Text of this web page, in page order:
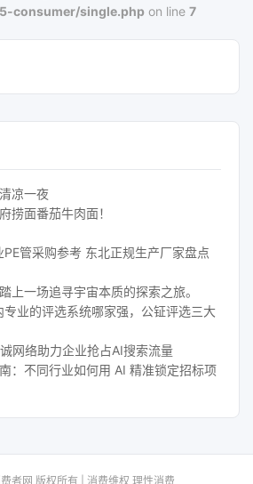
consumer/single.php on line7
凉一夜
捞面番茄牛肉面！
管采购参考 东北正规生产厂家盘点
上一场追寻宇宙本质的探索之旅。
业的评选系统哪家强，公钲评选三大
网络助力企业抢占AI搜索流量
：不同行业如何用 AI 精准锁定招标项
者网 版权所有 | 消费维权 理性消费